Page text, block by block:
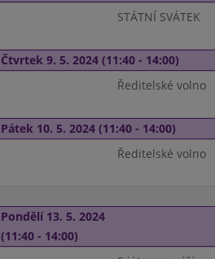
STÁTNÍ SVÁTEK
Čtvrtek 9. 5. 2024 (11:40 - 14:00)
Ředitelské volno
Pátek 10. 5. 2024 (11:40 - 14:00)
Ředitelské volno
Pondělí 13. 5. 2024
(11:40 - 14:00)